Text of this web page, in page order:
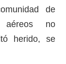
de
aéreos no
herido, se